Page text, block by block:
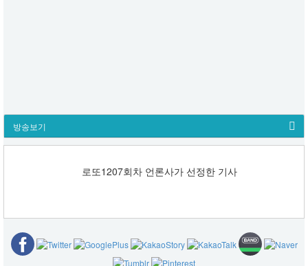
방송보기
로또1207회차 언론사가 선정한 기사